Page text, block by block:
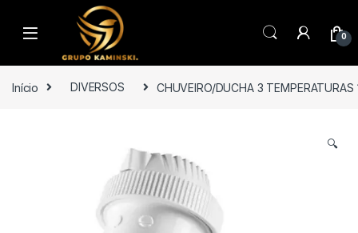
Saltar para navegação
Pular para o conteúdo
0
Início DIVERSOS CHUVEIRO/DUCHA 3
🔍